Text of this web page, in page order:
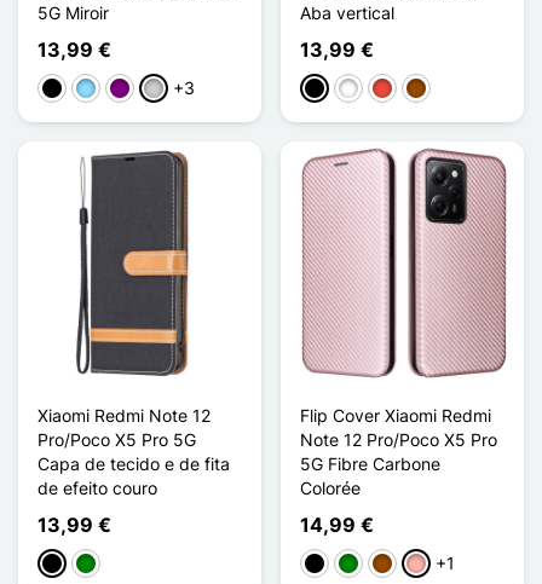
5G Miroir
13,99 €
PretoAzul Claro
Púrpura
Prata+3
Aba vertical
13,99 €
PretoBrancoVermelhoCastanho
Xiaomi Redmi Note 12
Pro/Poco X5 Pro 5G
Capa de tecido e de fita
de efeito couro
13,99 €
PretoVerde
Flip Cover Xiaomi Redmi
Note 12 Pro/Poco X5 Pro
5G Fibre Carbone
Colorée
14,99 €
PretoVerdeCastanho
Ouro rosa
+1